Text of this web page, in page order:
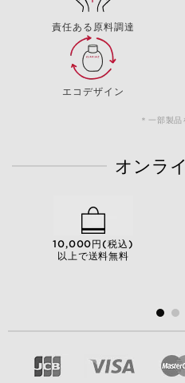
責任ある原料調達
エコデザイン
＊一部製品
オンラ
10,000円(税込)
以上で送料無料